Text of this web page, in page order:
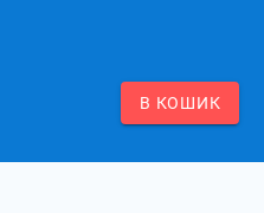
В КОШИК